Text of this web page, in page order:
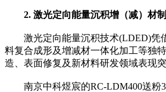
2. 激光定向能量沉积增（减）材
激光定向能量沉积技术(LDED)凭
料复合成形及增减材一体化加工等独
造、表面修复及新材料研发领域表现突
南京中科煜宸的RC-LDM400送粉